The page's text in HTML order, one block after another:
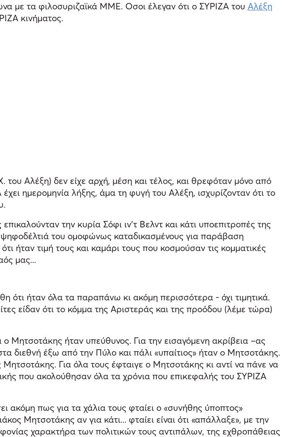
με τα φιλοσυριζαϊκά ΜΜΕ. Οσοι έλεγαν ότι ο ΣΥΡΙΖΑ του Αλέξη
κινήματος.
Αλέξη) δεν είχε αρχή, μέση και τέλος, και θρεφόταν μόνο από
ημερομηνία λήξης, άμα τη φυγή του Αλέξη, ισχυρίζονταν ότι το
την κυρία Σόφι ιν’τ Βελντ και κάτι υποεπιτροπές της
ψηφοδέλτιά του ομοφώνως καταδικασμένους για παράβαση
ήταν τιμή τους και καμάρι τους που κοσμούσαν τις κομματικές
μας...
ότι ήταν όλα τα παραπάνω κι ακόμη περισσότερα - όχι τιμητικά.
είδαν ότι το κόμμα της Αριστεράς και της προόδου (λέμε τώρα)
Μητσοτάκης ήταν υπεύθυνος. Για την εισαγόμενη ακρίβεια –ας
διεθνή έξω από την Πύλο και πάλι «υπαίτιος» ήταν ο Μητσοτάκης.
Για όλα τους έφταιγε ο Μητσοτάκης κι αντί να πάνε να
που ακολούθησαν όλα τα χρόνια που επικεφαλής του ΣΥΡΙΖΑ
ακόμη πως για τα χάλια τους φταίει ο «συνήθης ύποπτος»
Μητσοτάκης αν για κάτι... φταίει είναι ότι «απάλλαξε», με την
χαρακτήρα των πολιτικών τους αντιπάλων, της εχθροπάθειας